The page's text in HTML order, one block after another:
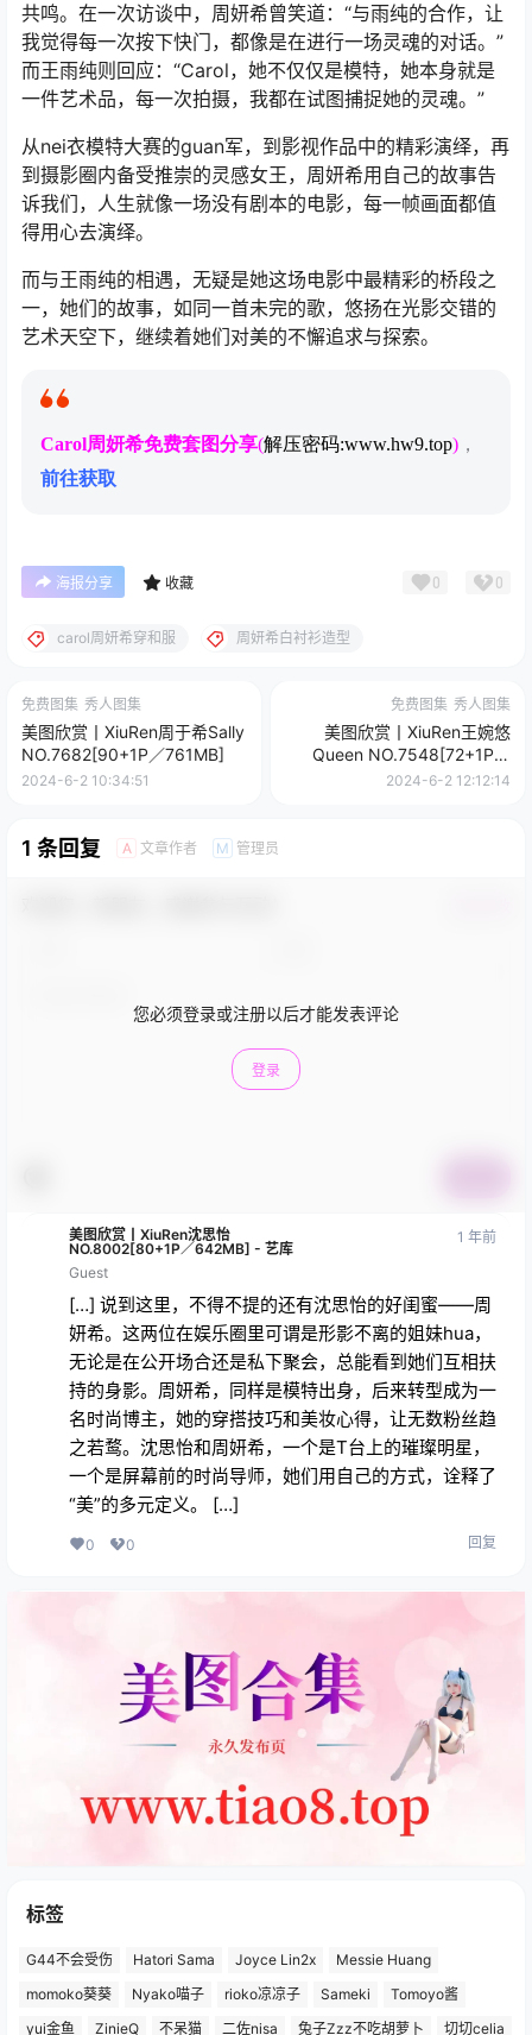
共鸣。在一次访谈中，周妍希曾笑道：“与雨纯的合作，让
我觉得每一次按下快门，都像是在进行一场灵魂的对话。”
而王雨纯则回应：“Carol，她不仅仅是模特，她本身就是
一件艺术品，每一次拍摄，我都在试图捕捉她的灵魂。”
从nei衣模特大赛的guan军，到影视作品中的精彩演绎，再
到摄影圈内备受推崇的灵感女王，周妍希用自己的故事告
诉我们，人生就像一场没有剧本的电影，每一帧画面都值
得用心去演绎。
而与王雨纯的相遇，无疑是她这场电影中最精彩的桥段之
一，她们的故事，如同一首未完的歌，悠扬在光影交错的
艺术天空下，继续着她们对美的不懈追求与探索。
Carol周妍希免费套图分享(解压密码:www.hw9.top) ，
前往获取
海报分享 收藏 0 0
carol周妍希穿和服 周妍希白衬衫造型
免费图集 秀人图集
美图欣赏丨XiuRen周于希Sally
NO.7682[90+1P／761MB]
2024-6-2 10:34:51
免费图集 秀人图集
美图欣赏丨XiuRen王婉悠
Queen NO.7548[72+1P／
767MB]
2024-6-2 12:12:14
1 条回复 A 文章作者 M 管理员
您必须登录或注册以后才能发表评论
登录
美图欣赏丨XiuRen沈思怡
NO.8002[80+1P／642MB] - 艺库
Guest
1 年前
[…] 说到这里，不得不提的还有沈思怡的好闺蜜——周
妍希。这两位在娱乐圈里可谓是形影不离的姐妹hua，
无论是在公开场合还是私下聚会，总能看到她们互相扶
持的身影。周妍希，同样是模特出身，后来转型成为一
名时尚博主，她的穿搭技巧和美妆心得，让无数粉丝趋
之若鹜。沈思怡和周妍希，一个是T台上的璀璨明星，
一个是屏幕前的时尚导师，她们用自己的方式，诠释了
“美”的多元定义。 […]
0 0 回复
标签
G44不会受伤 Hatori Sama Joyce Lin2x
Messie Huang
momoko葵葵
Nyako喵子 rioko凉凉子 Sameki
Tomoyo酱